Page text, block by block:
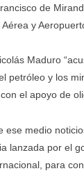
de
y
Maduro
petróleo y los
el apoyo de
ese medio
lanzada por el
para